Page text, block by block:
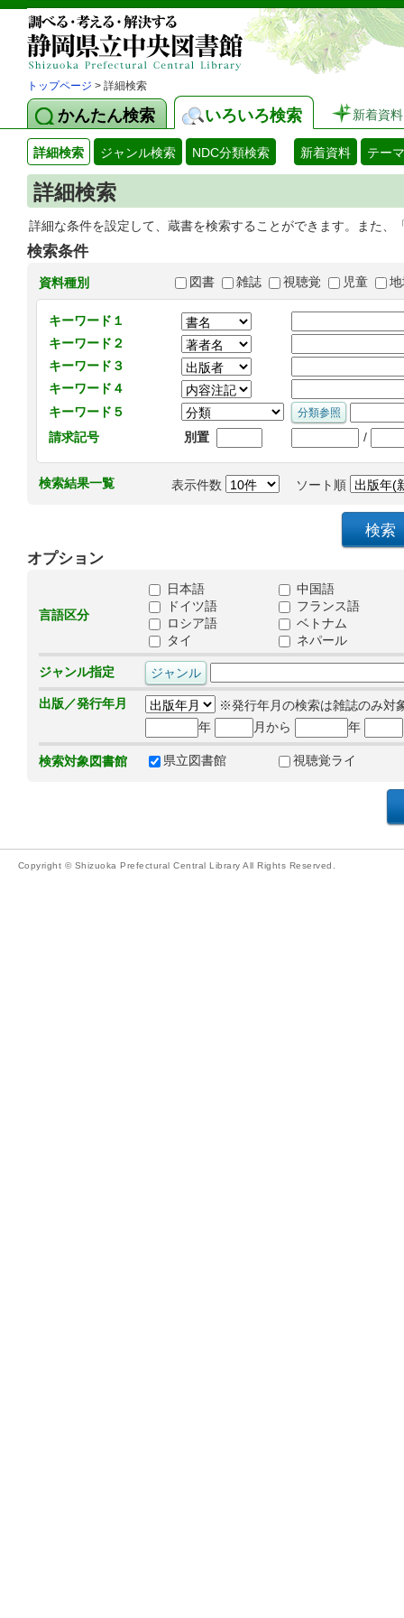
トップページ > 詳細検索
かんたん検索 いろいろ検索 新着資料
詳細検索 ジャンル検索 NDC分類検索 新着資料 テー
詳細検索
詳細な条件を設定して、蔵書を検索することができます。また
検索条件
資料種別 図書 雑誌 視聴覚 児童
キーワード１
キーワード２
キーワード３
キーワード４
キーワード５
請求記号
別置 /
検索結果一覧 表示件数 ソート順
オプション
言語区分
日本語
中国語
ドイツ語
フランス語
ロシア語
ベトナム
タイ
ネパール
ジャンル指定
出版／発行年月
※発行年月の検索は雑誌のみ対
年
月から 年
検索対象図書館 県立図書館 視聴覚ライ
Copyright © Shizuoka Prefectural Central Library All Rights Reserved.